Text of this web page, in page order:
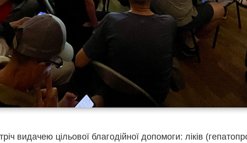
видачею цільової благодійної допомоги: ліків